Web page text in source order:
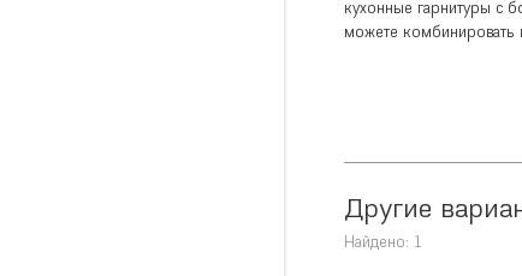
кухонные гарнитуры
можете комбинировать
Другие
Найдено: 1